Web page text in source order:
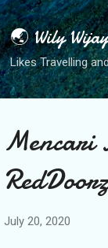
🌏 Wily
Likes Travelling
Mencari
July 20, 2020